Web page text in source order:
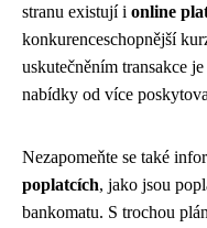
stranu existují i online
konkurenceschopnější
uskutečněním transakce
nabídky od více
Nezapomeňte se také
poplatcích, jako jsou
bankomatu. S trochou